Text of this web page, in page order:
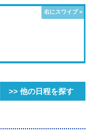
>> 他の日程を探す